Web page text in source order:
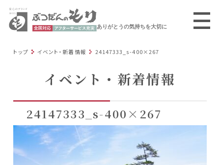
ありがとうの気持ちを大切に
トップ イベント・新着情報 24147333_s-400×267
イベント・新着情報
24147333_s-400×267